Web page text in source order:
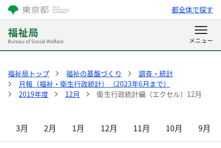
都全体で探す
福祉局トップ 福祉の基盤づくり
調査・統計
月報（福祉・衛生行政統計）（2023年6月まで）
2019年度
12月 衛生行政統計編（エクセル）12月
3月 2月 1月 12月 11月 10月 9月